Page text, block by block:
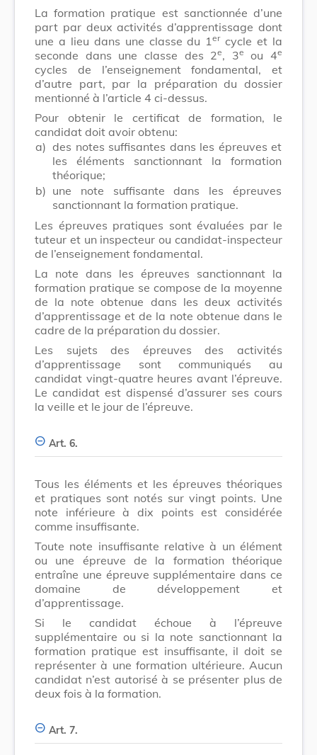
La formation pratique est sanctionnée d’une
part par deux activités d’apprentissage dont
une a lieu dans une classe du 1ercycle et la
seconde dans une classe des 2e, 3e ou 4e
cycles de l’enseignement fondamental, et
d’autre part, par la préparation du dossier
mentionné à l’article 4 ci-dessus.
Pour obtenir le certificat de formation, le
candidat doit avoir obtenu:
a) des notes suffisantes dans les épreuves et
les éléments sanctionnant la formation
théorique;
b) une note suffisante dans les épreuves
sanctionnant la formation pratique.
Les épreuves pratiques sont évaluées par le
tuteur et un inspecteur ou candidat-inspecteur
de l’enseignement fondamental.
La note dans les épreuves sanctionnant la
formation pratique se compose de la moyenne
de la note obtenue dans les deux activités
d’apprentissage et de la note obtenue dans le
cadre de la préparation du dossier.
Les sujets des épreuves des activités
d’apprentissage sont communiqués au
candidat vingt-quatre heures avant l’épreuve.
Le candidat est dispensé d’assurer ses cours
la veille et le jour de l’épreuve.
Art. 6.
Tous les éléments et les épreuves théoriques
et pratiques sont notés sur vingt points. Une
note inférieure à dix points est considérée
comme insuffisante.
Toute note insuffisante relative à un élément
ou une épreuve de la formation théorique
entraîne une épreuve supplémentaire dans ce
domaine de développement et
d’apprentissage.
Si le candidat échoue à l’épreuve
supplémentaire ou si la note sanctionnant la
formation pratique est insuffisante, il doit se
représenter à une formation ultérieure. Aucun
candidat n’est autorisé à se présenter plus de
deux fois à la formation.
Art. 7.